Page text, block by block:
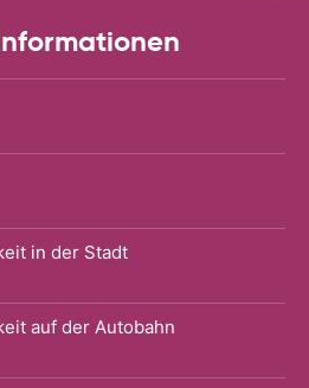
in der Stadt
auf der Autobahn